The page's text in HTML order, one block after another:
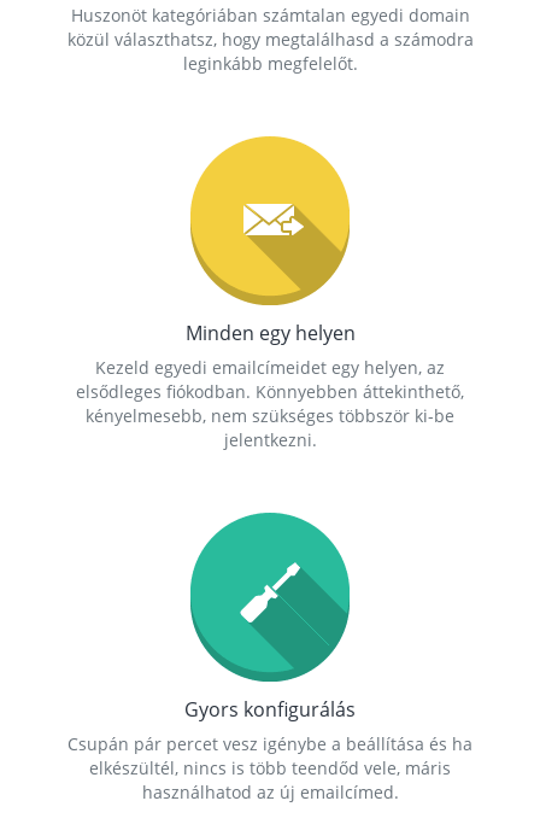
Huszonöt kategóriában számtalan egyedi domain
közül választhatsz, hogy megtalálhasd a számodra
leginkább megfelelőt.
Minden egy helyen
Kezeld egyedi emailcímeidet egy helyen, az
elsődleges fiókodban. Könnyebben áttekinthető,
kényelmesebb, nem szükséges többször ki-be
jelentkezni.
Gyors konfigurálás
Csupán pár percet vesz igénybe a beállítása és ha
elkészültél, nincs is több teendőd vele, máris
használhatod az új emailcímed.